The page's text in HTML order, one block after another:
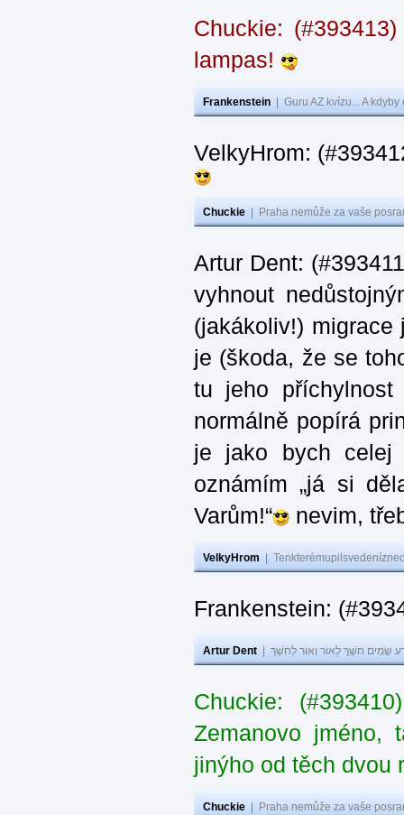
Chuckie:
lampas!
Frankenstein Guru AZ kvízu... A
VelkyHrom:
Chuckie Praha nemůže za vaše
Artur Dent:
vyhnout
(jakákoliv!)
je (škoda, že se
tu jeho
normálně popírá
je jako bych celej
oznámím „já si
Varům!“
nevim,
VelkyHrom
Frankenstein:
Artur Dent שָׂמִים חֹשֶׁךְ לְאוֹר וְאוֹר לְחֹשֶׁךְ
Chuckie:
Zemanovo jméno,
jinýho od těch dvou
Chuckie Praha nemůže za vaše